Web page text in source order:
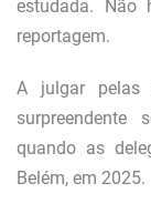
estudada. Não
reportagem.
A julgar pelas
quando as
Belém, em 2025.